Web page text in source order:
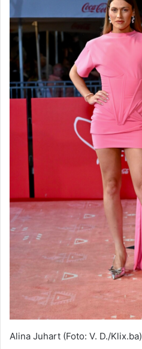
Alina Juhart (Foto: V. D./Klix.ba)